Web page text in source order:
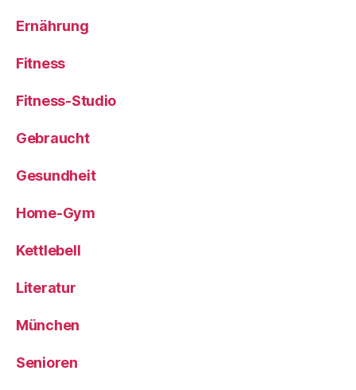
Ernährung
Fitness
Fitness-Studio
Gebraucht
Gesundheit
Home-Gym
Kettlebell
Literatur
München
Senioren